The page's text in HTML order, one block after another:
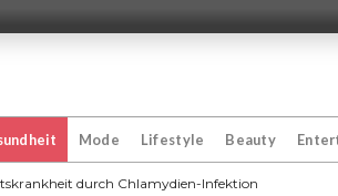
Mode Lifestyle Beauty
durch Chlamydien-Infektion